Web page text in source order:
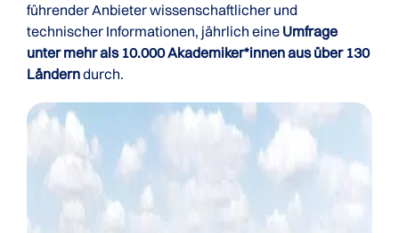
führender Anbieter wissenschaftlicher und
technischer Informationen, jährlich eine Umfrage
unter mehr als 10.000 Akademiker*innen aus über 130
Länderndurch.